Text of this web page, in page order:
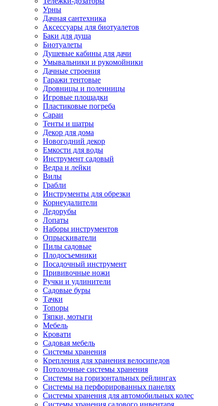
Урны
Дачная сантехника
Аксессуары для биотуалетов
Баки для душа
Биотуалеты
Душевые кабины для дачи
Умывальники и рукомойники
Дачные строения
Гаражи тентовые
Дровницы и поленницы
Игровые площадки
Пластиковые погреба
Сараи
Тенты и шатры
Декор для дома
Новогодний декор
Емкости для воды
Инструмент садовый
Ведра и лейки
Вилы
Грабли
Инструменты для обрезки
Корнеудалители
Ледорубы
Лопаты
Наборы инструментов
Опрыскиватели
Пилы садовые
Плодосъемники
Посадочный инструмент
Прививочные ножи
Ручки и удлинители
Садовые буры
Тачки
Топоры
Тяпки, мотыги
Мебель
Кровати
Садовая мебель
Системы хранения
Крепления для хранения велосипедов
Потолочные системы хранения
Системы на горизонтальных рейлингах
Системы на перфорированных панелях
Системы хранения для автомобильных колес
Системы хранения садового инвентаря